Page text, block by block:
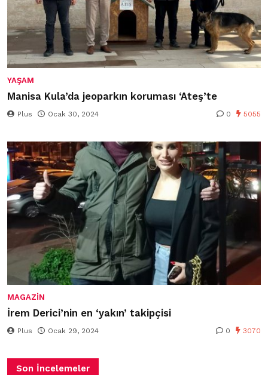
YAŞAM
Manisa Kula’da jeoparkın koruması ‘Ateş’te
Plus Ocak 30, 2024 0 5055
MAGAZIN
İrem Derici’nin en ‘yakın’ takipçisi
Plus Ocak 29, 2024 0 3070
Son İncelemeler